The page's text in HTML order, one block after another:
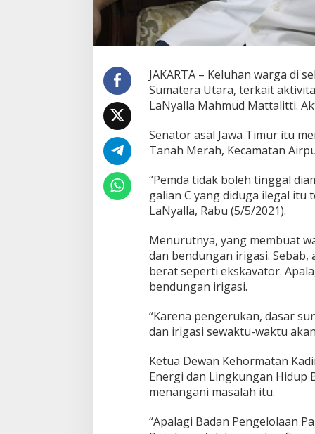
t
a
u
g
a
n
G
l
i
a
I
l
e
g
JAKARTA – Keluhan warga di
Sumatera Utara, terkait
LaNyalla Mahmud Mattalitti.
Senator asal Jawa Timur itu
Tanah Merah, Kecamatan
“Pemda tidak boleh tinggal
galian C yang diduga ilegal
LaNyalla, Rabu (5/5/2021).
Menurutnya, yang membuat
dan bendungan irigasi.
berat seperti ekskavator.
bendungan irigasi.
“Karena pengerukan, dasar
dan irigasi sewaktu-waktu
Ketua Dewan Kehormatan
Energi dan Lingkungan Hidup
menangani masalah itu.
“Apalagi Badan Pengelolaan